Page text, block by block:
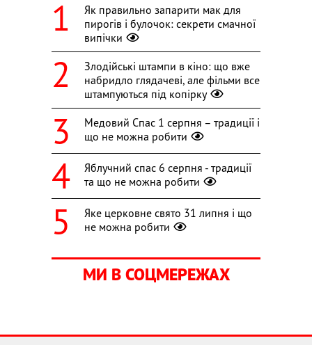
Як правильно запарити мак для
пирогів і булочок: секрети смачної
випічки
Злодійські штампи в кіно: що вже
набридло глядачеві, але фільми все
штампуються під копірку
Медовий Спас 1 серпня – традиції і
що не можна робити
Яблучний спас 6 серпня - традиції
та що не можна робити
Яке церковне свято 31 липня і що
не можна робити
МИ В СОЦМЕРЕЖАХ